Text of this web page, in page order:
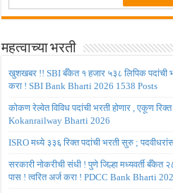
महत्वाच्या भरती
खुशखबर !! SBI बँकेत १ हजार ५३८ लिपिक पदांची
करा ! SBI Bank Bharti 2026 1538 Posts
कोकण रेल्वेत विविध पदांची भरती होणार , एकूण
Kokanrailway Bharti 2026
ISRO मध्ये ३३६ रिक्त पदांची भरती सुरु ;
सरकारी नोकरीची संधी ! पुणे जिल्हा मध्यवर्ती बँकेत
पास ! त्वरित अर्ज करा ! PDCC Bank Bharti